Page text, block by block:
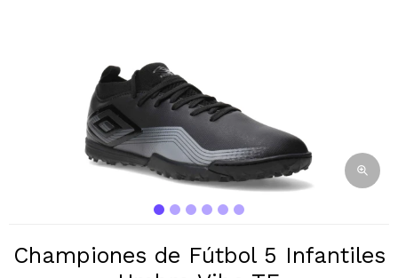
Championes de Fútbol 5 Infantiles